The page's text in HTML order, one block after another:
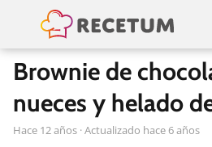
Brownie de
nueces y helado
hace 12 años · Actualizado hace 6 años